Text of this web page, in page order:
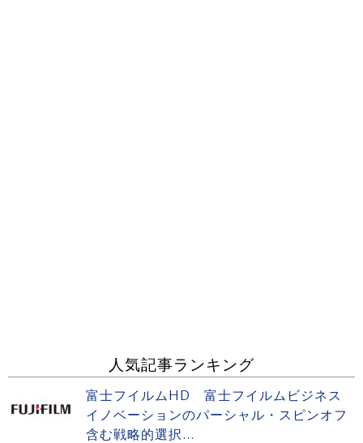
人気記事ランキング
富士フイルムHD 富士フイルムビジネス
イノベーションのパーシャル・スピンオフ
含む戦略的選択...